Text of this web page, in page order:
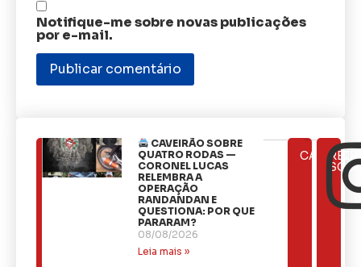
Notifique-me sobre novas publicações
por e-mail.
ÚLTIMAS
NOTÍCIAS
CAVEIRÃO SOBRE
QUATRO RODAS —
CORONEL LUCAS
RELEMBRA A
OPERAÇÃO
RANDANDAN E
QUESTIONA: POR QUE
PARARAM?
08/08/2026
Leia mais »